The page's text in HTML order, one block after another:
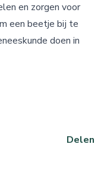
en zorgen voor
een beetje bij te
doen in
Delen